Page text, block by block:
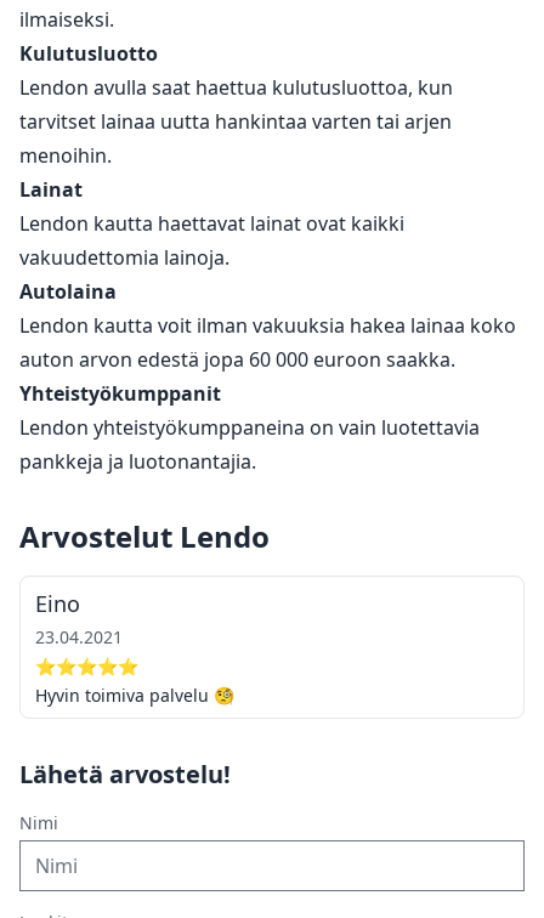
ilmaiseksi.
Kulutusluotto
Lendon avulla saat haettua kulutusluottoa, kun
tarvitset lainaa uutta hankintaa varten tai arjen
menoihin.
Lainat
Lendon kautta haettavat lainat ovat kaikki
vakuudettomia lainoja.
Autolaina
Lendon kautta voit ilman vakuuksia hakea lainaa koko
auton arvon edestä jopa 60 000 euroon saakka.
Yhteistyökumppanit
Lendon yhteistyökumppaneina on vain luotettavia
pankkeja ja luotonantajia.
Arvostelut Lendo
Eino
23.04.2021
⭐⭐⭐⭐⭐
Hyvin toimiva palvelu 🧐
Lähetä arvostelu!
Nimi